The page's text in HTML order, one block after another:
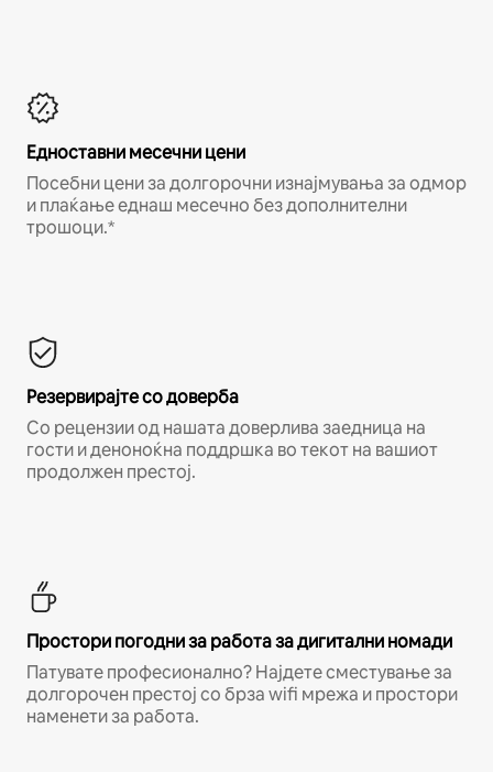
Едноставни месечни цени
Посебни цени за долгорочни изнајмувања за одмор
и плаќање еднаш месечно без дополнителни
трошоци.*
Резервирајте со доверба
Со рецензии од нашата доверлива заедница на
гости и деноноќна поддршка во текот на вашиот
продолжен престој.
Простори погодни за работа за дигитални номади
Патувате професионално? Најдете сместување за
долгорочен престој со брза wifi мрежа и простори
наменети за работа.